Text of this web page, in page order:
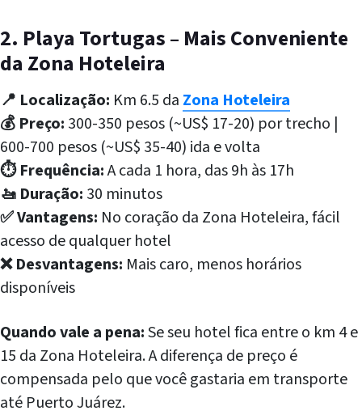
2. Playa Tortugas – Mais Conveniente
da Zona Hoteleira
📍 Localização: Km 6.5 da Zona Hoteleira
💰 Preço: 300-350 pesos (~US$ 17-20) por trecho |
600-700 pesos (~US$ 35-40) ida e volta
⏱️ Frequência:A cada 1 hora, das 9h às 17h
🚤 Duração: 30 minutos
✅ Vantagens: No coração da Zona Hoteleira, fácil
acesso de qualquer hotel
❌ Desvantagens: Mais caro, menos horários
disponíveis
Quando vale a pena:Se seu hotel fica entre o km 4 e
15 da Zona Hoteleira. A diferença de preço é
compensada pelo que você gastaria em transporte
até Puerto Juárez.